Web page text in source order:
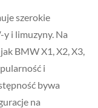
szerokie
i limuzyny. Na
BMW X1, X2, X3,
i
bywa
na